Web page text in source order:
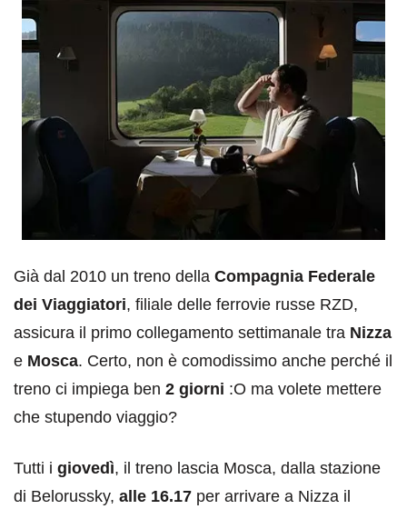
Già dal 2010 un treno della Compagnia Federale
dei Viaggiatori, filiale delle ferrovie russe RZD,
assicura il primo collegamento settimanale tra Nizza
e Mosca. Certo, non è comodissimo anche perché il
treno ci impiega ben 2 giorni :O ma volete mettere
che stupendo viaggio?
Tutti i giovedì, il treno lascia Mosca, dalla stazione
di Belorussky, alle 16.17 per arrivare a Nizza il